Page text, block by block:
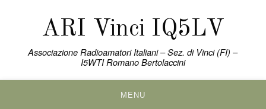
ARI Vinci IQ5LV
Associazione Radioamatori Italiani – Sez. di Vinci (FI) –
I5WTI Romano Bertolaccini
MENU